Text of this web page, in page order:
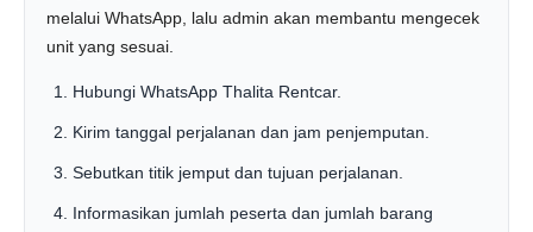
melalui WhatsApp, lalu admin akan membantu mengecek
unit yang sesuai.
Hubungi WhatsApp Thalita Rentcar.
Kirim tanggal perjalanan dan jam penjemputan.
Sebutkan titik jemput dan tujuan perjalanan.
Informasikan jumlah peserta dan jumlah barang